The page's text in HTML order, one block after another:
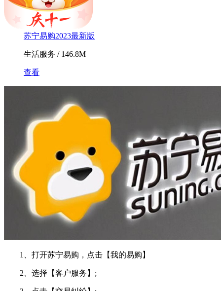
苏宁易购2023最新版
生活服务 / 146.8M
查看
1、打开苏宁易购，点击【我的易购】
2、选择【客户服务】;